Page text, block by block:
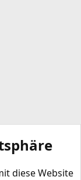
diese Website